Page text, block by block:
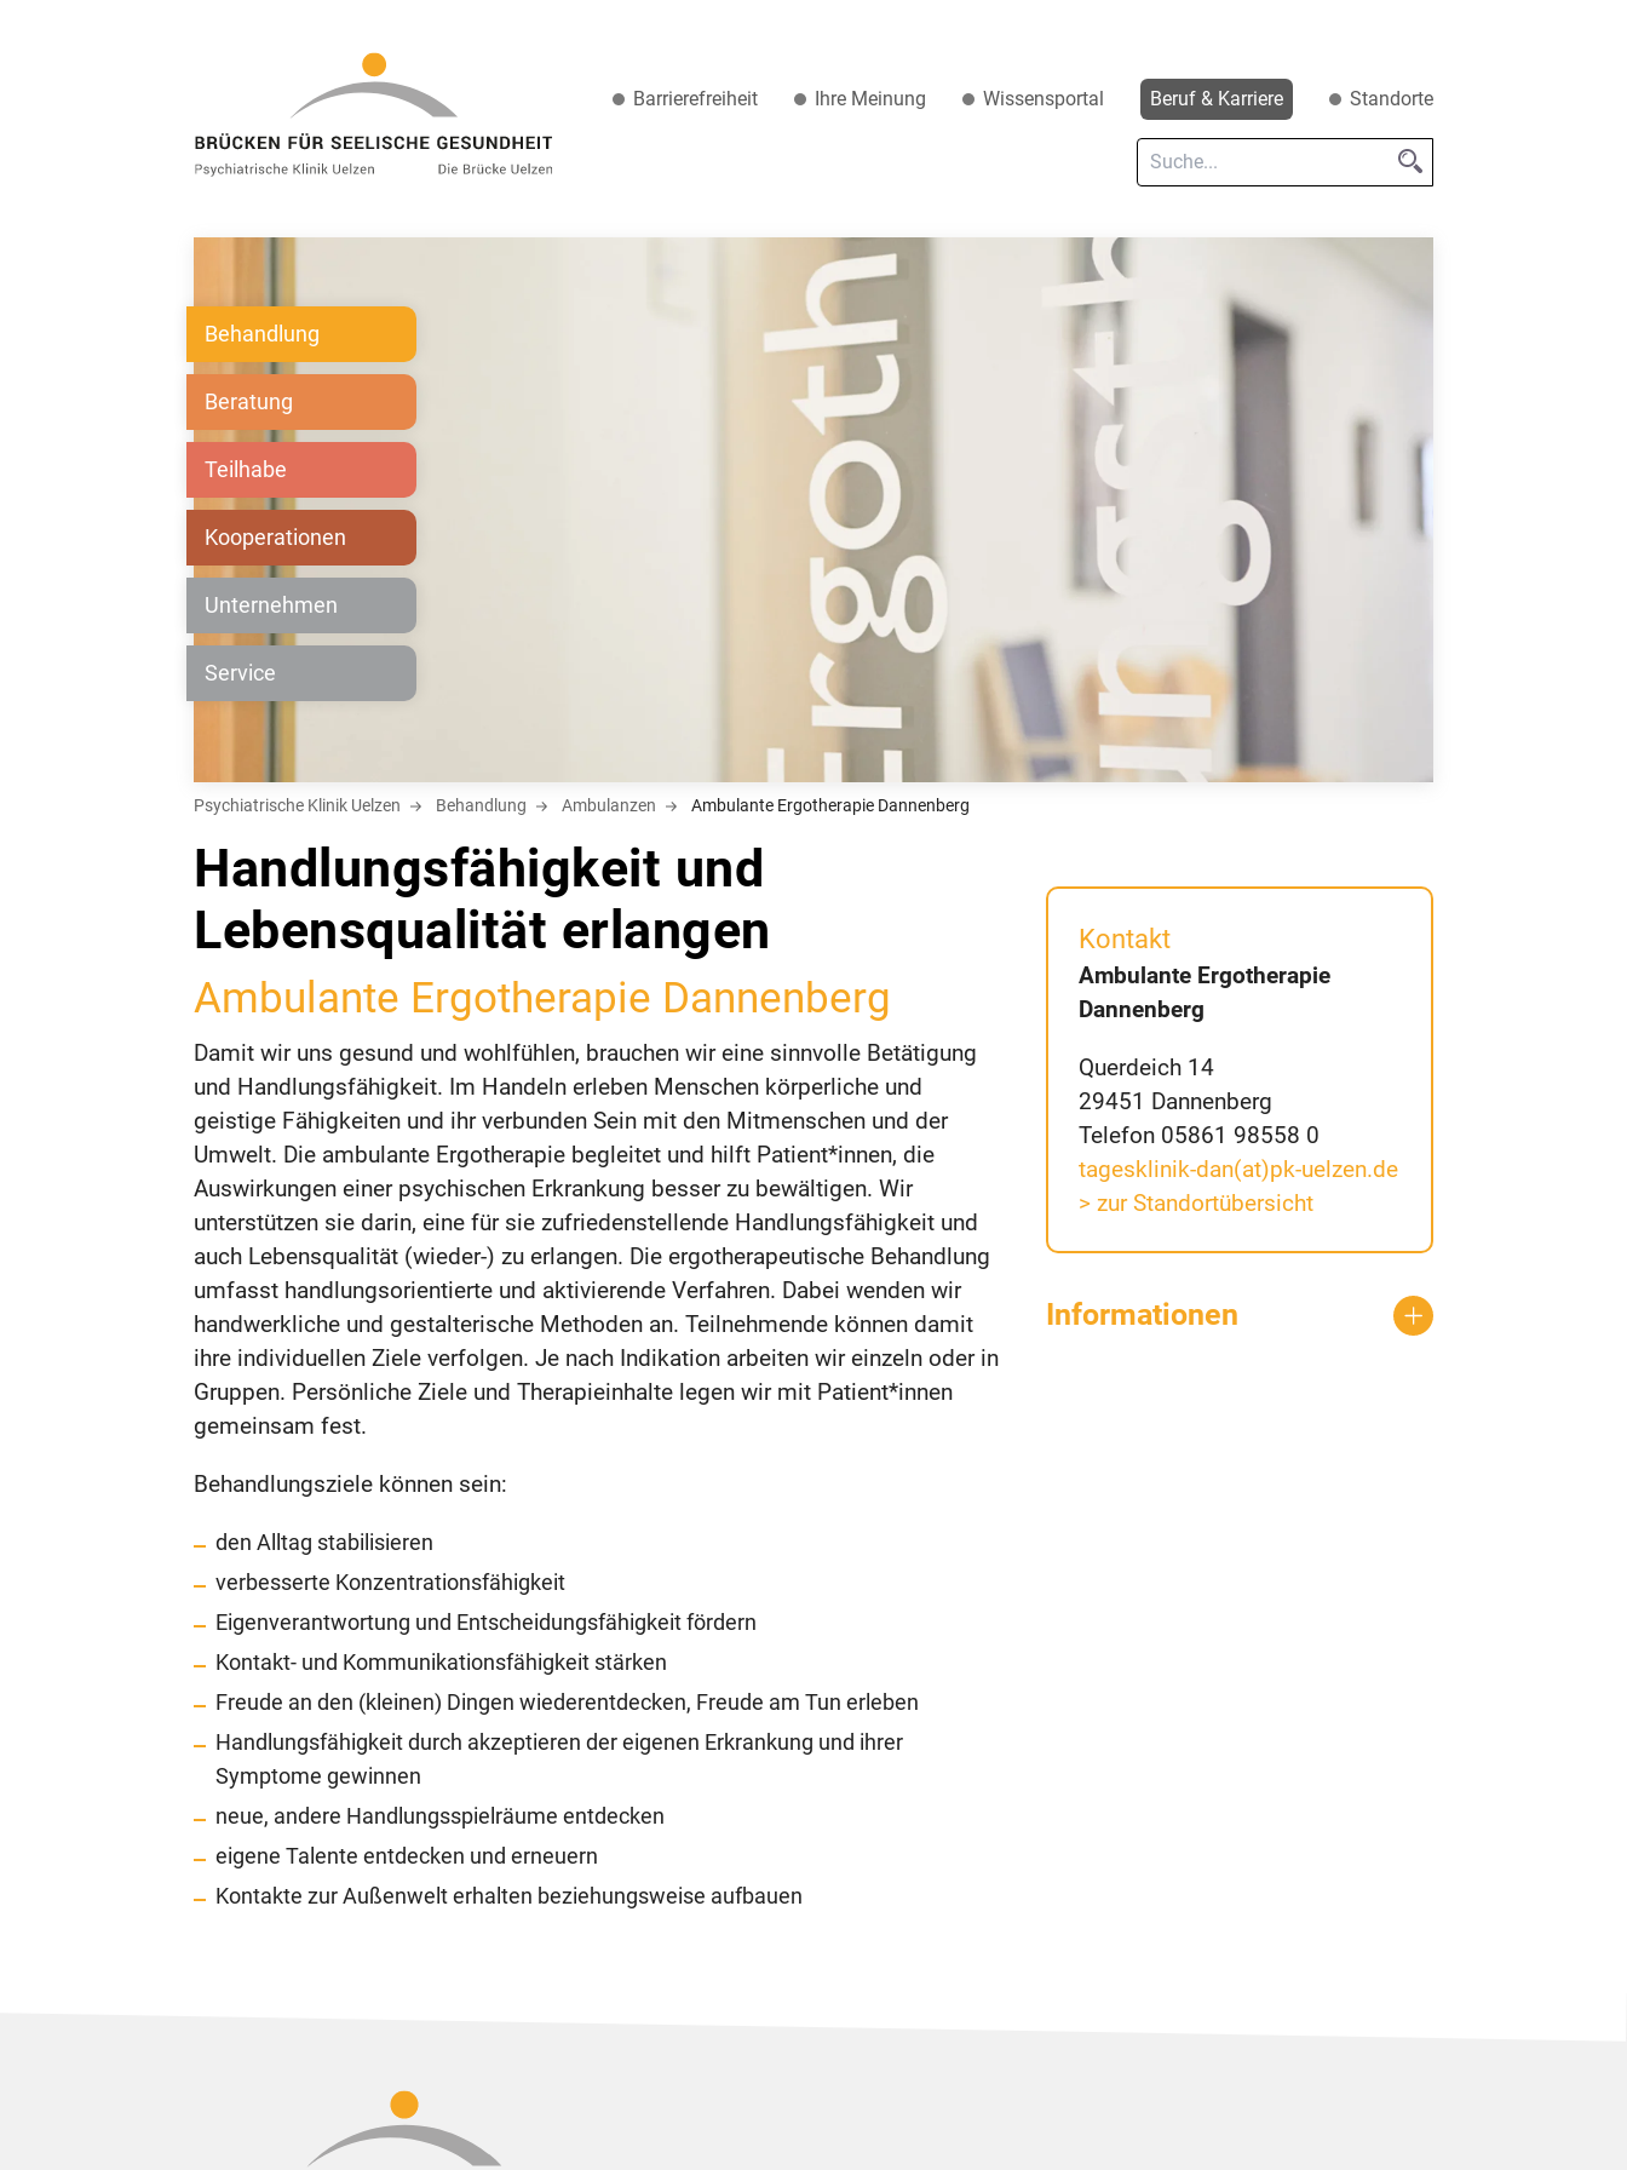
Barrierefreiheit Ihre Meinung Wissensportal Beruf & Karriere Standorte
Behandlung
Beratung
Teilhabe
Kooperationen
Unternehmen
Service
Psychiatrische Klinik Uelzen Behandlung Ambulanzen Ambulante Ergotherapie Dannenberg
Handlungsfähigkeit und
Lebensqualität erlangen
Ambulante Ergotherapie Dannenberg
Damit wir uns gesund und wohlfühlen, brauchen wir eine sinnvolle Betätigung
und Handlungsfähigkeit. Im Handeln erleben Menschen körperliche und
geistige Fähigkeiten und ihr verbunden Sein mit den Mitmenschen und der
Umwelt. Die ambulante Ergotherapie begleitet und hilft Patient*innen, die
Auswirkungen einer psychischen Erkrankung besser zu bewältigen. Wir
unterstützen sie darin, eine für sie zufriedenstellende Handlungsfähigkeit und
auch Lebensqualität (wieder-) zu erlangen. Die ergotherapeutische Behandlung
umfasst handlungsorientierte und aktivierende Verfahren. Dabei wenden wir
handwerkliche und gestalterische Methoden an. Teilnehmende können damit
ihre individuellen Ziele verfolgen. Je nach Indikation arbeiten wir einzeln oder in
Gruppen. Persönliche Ziele und Therapieinhalte legen wir mit Patient*innen
gemeinsam fest.
Behandlungsziele können sein:
den Alltag stabilisieren
verbesserte Konzentrationsfähigkeit
Eigenverantwortung und Entscheidungsfähigkeit fördern
Kontakt- und Kommunikationsfähigkeit stärken
Freude an den (kleinen) Dingen wiederentdecken, Freude am Tun erleben
Handlungsfähigkeit durch akzeptieren der eigenen Erkrankung und ihrer
Symptome gewinnen
neue, andere Handlungsspielräume entdecken
eigene Talente entdecken und erneuern
Kontakte zur Außenwelt erhalten beziehungsweise aufbauen
Kontakt
Ambulante Ergotherapie
Dannenberg
Querdeich 14
29451 Dannenberg
Telefon 05861 98558 0
tagesklinik-dan(at)pk-uelzen.de
> zur Standortübersicht
Informationen